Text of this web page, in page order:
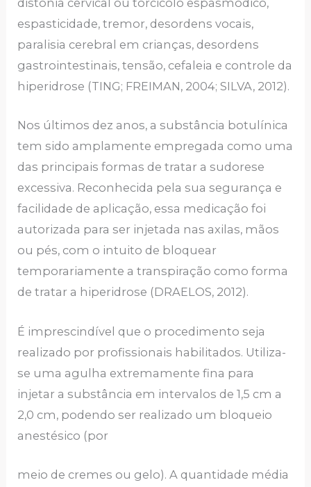
distonia cervical ou torcicolo espasmódico,
espasticidade, tremor, desordens vocais,
paralisia cerebral em crianças, desordens
gastrointestinais, tensão, cefaleia e controle da
hiperidrose (TING; FREIMAN, 2004; SILVA, 2012).
Nos últimos dez anos, a substância botulínica
tem sido amplamente empregada como uma
das principais formas de tratar a sudorese
excessiva. Reconhecida pela sua segurança e
facilidade de aplicação, essa medicação foi
autorizada para ser injetada nas axilas, mãos
ou pés, com o intuito de bloquear
temporariamente a transpiração como forma
de tratar a hiperidrose (DRAELOS, 2012).
É imprescindível que o procedimento seja
realizado por profissionais habilitados. Utiliza-
se uma agulha extremamente fina para
injetar a substância em intervalos de 1,5 cm a
2,0 cm, podendo ser realizado um bloqueio
anestésico (por
meio de cremes ou gelo). A quantidade média